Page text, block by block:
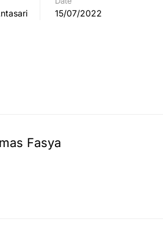
15/07/2022
Fasya